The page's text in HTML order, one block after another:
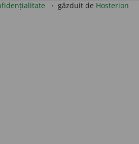
găzduit de Hosterion